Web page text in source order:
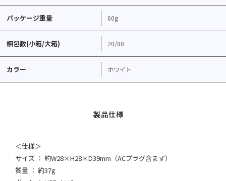
パッケージ重量 60g
梱包数(小箱/大箱) 20/80
カラー ホワイト
＜仕様＞
サイズ ： 約W28×H28×D39mm（ACプラグ含まず）
質量 ： 約37g